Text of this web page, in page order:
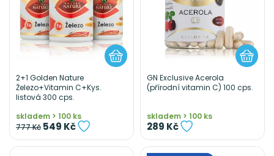
2+1 Golden Nature
Železo+Vitamin C+Kys.
listová 300 cps.
skladem > 100 ks
777 Kč 549 Kč
GN Exclusive Acerola
(přírodní vitamin C) 100 cps.
skladem > 100 ks
289 Kč